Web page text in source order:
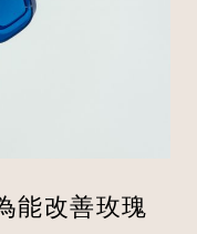
能改善玫瑰